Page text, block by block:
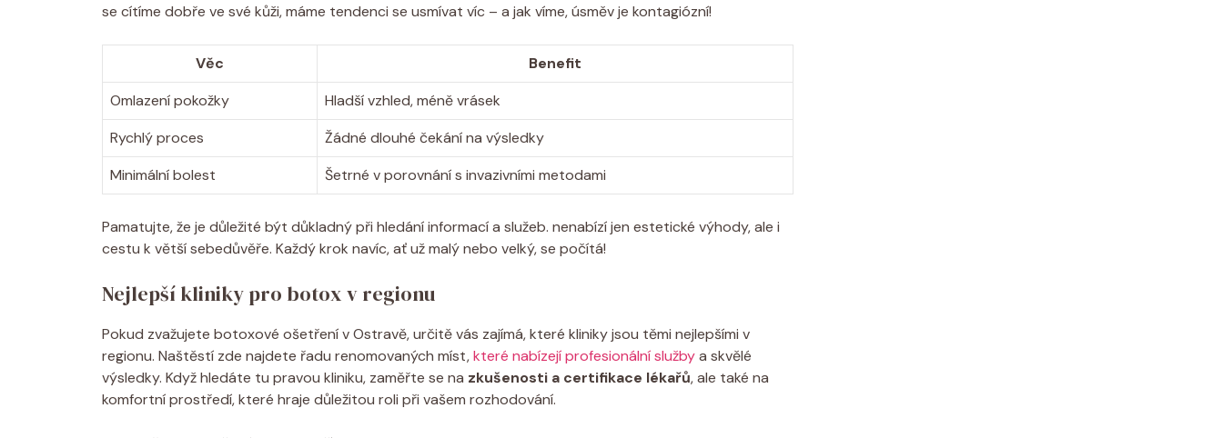
se cítíme dobře ve své kůži, máme tendenci se usmívat víc – a jak víme, úsměv je kontagiózní!
Věc
Benefit
Omlazení pokožky
Hladší vzhled, méně vrásek
Rychlý proces
Žádné dlouhé čekání na výsledky
Minimální bolest
Šetrné v porovnání s invazivními metodami
Pamatujte, že je důležité být důkladný při hledání informací a služeb. nenabízí jen estetické výhody, ale i
cestu k větší sebedůvěře. Každý krok navíc, ať už malý nebo velký, se počítá!
Nejlepší kliniky pro botox v regionu
Pokud zvažujete botoxové ošetření v Ostravě, určitě vás zajímá, které kliniky jsou těmi nejlepšími v
regionu. Naštěstí zde najdete řadu renomovaných míst,které nabízejí profesionální službya skvělé
výsledky. Když hledáte tu pravou kliniku, zaměřte se na zkušenosti a certifikace lékařů, ale také na
komfortní prostředí, které hraje důležitou roli při vašem rozhodování.